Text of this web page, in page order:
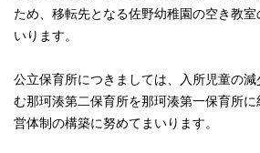
ため、移転先となる佐野幼稚園の空き教室
いります。
公立保育所につきましては、入所児童の
む那珂湊第二保育所を那珂湊第一保育所
営体制の構築に努めてまいります。